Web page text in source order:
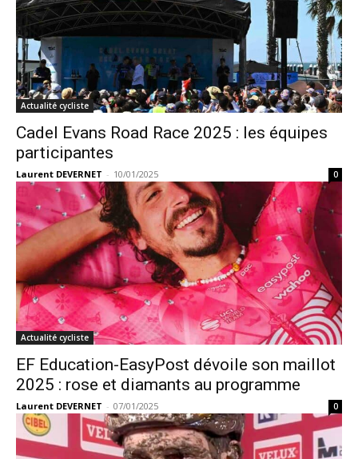
Actualité cycliste
Cadel Evans Road Race 2025 : les équipes
participantes
Laurent DEVERNET - 10/01/2025 0
Actualité cycliste
EF Education-EasyPost dévoile son maillot
2025 : rose et diamants au programme
Laurent DEVERNET - 07/01/2025 0